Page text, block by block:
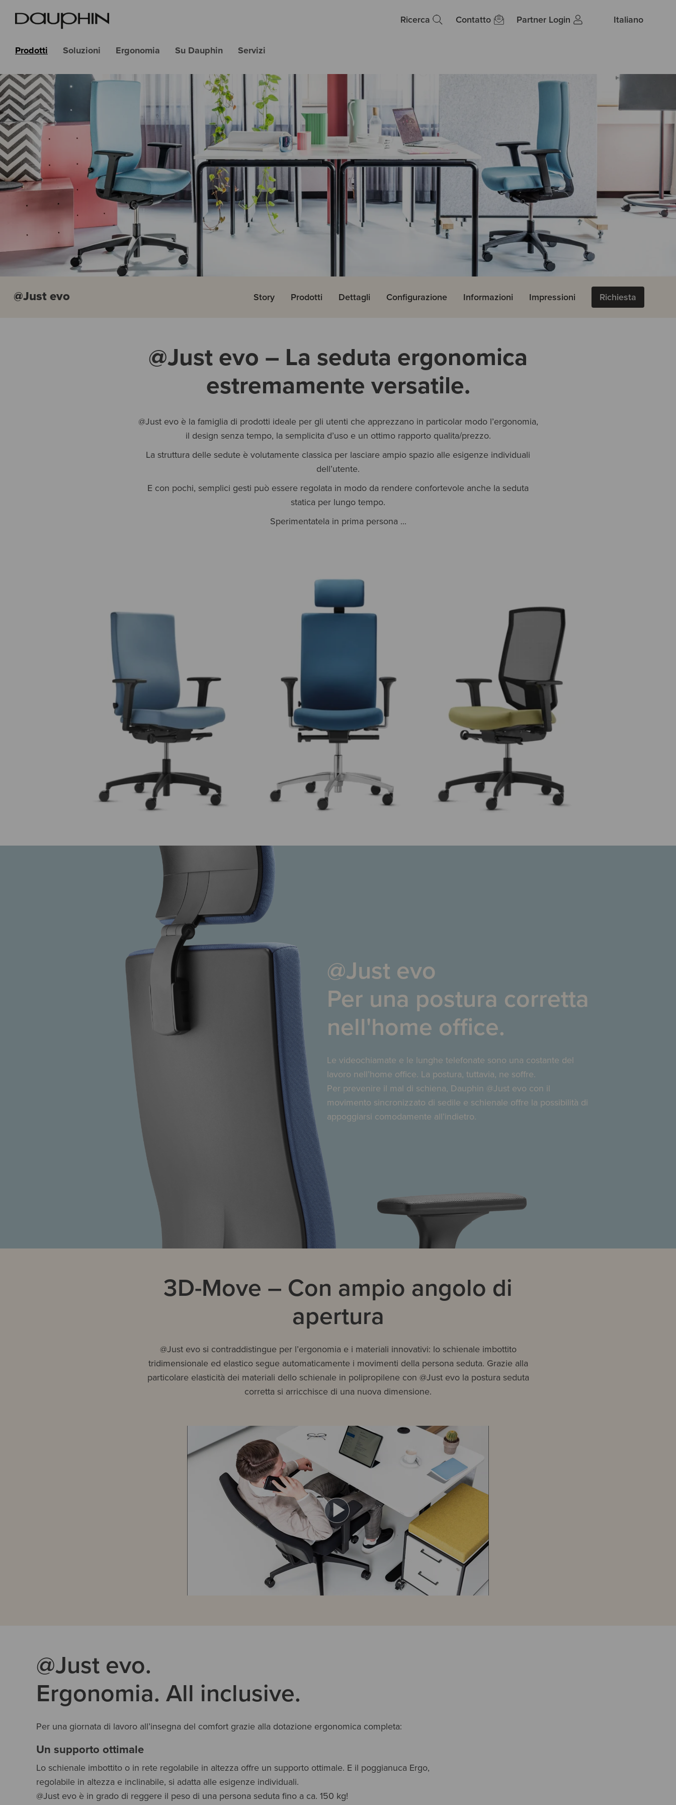
Ricerca Contatto Partner Login Italiano
Prodotti Soluzioni Ergonomia Su Dauphin Servizi
@Just evo Story Prodotti Dettagli Configurazione Informazioni Impressioni Richiesta
@Just evo – La seduta ergonomica
estremamente versatile.
@Just evo è la famiglia di prodotti ideale per gli utenti che apprezzano in particolar modo l’ergonomia,
il design senza tempo, la semplicita d’uso e un ottimo rapporto qualita/prezzo.
La struttura delle sedute è volutamente classica per lasciare ampio spazio alle esigenze individuali
dell’utente.
E con pochi, semplici gesti può essere regolata in modo da rendere confortevole anche la seduta
statica per lungo tempo.
Sperimentatela in prima persona ...
@Just evo
Per una postura corretta
nell'home office.
Le videochiamate e le lunghe telefonate sono una costante del
lavoro nell’home office. La postura, tuttavia, ne soffre.
Per prevenire il mal di schiena, Dauphin @Just evo con il
movimento sincronizzato di sedile e schienale offre la possibilità di
appoggiarsi comodamente all’indietro.
3D-Move – Con ampio angolo di
apertura
@Just evo si contraddistingue per l’ergonomia e i materiali innovativi: lo schienale imbottito
tridimensionale ed elastico segue automaticamente i movimenti della persona seduta. Grazie alla
particolare elasticità dei materiali dello schienale in polipropilene con @Just evo la postura seduta
corretta si arricchisce di una nuova dimensione.
Play
Video
@Just evo.
Ergonomia. All inclusive.
Per una giornata di lavoro all’insegna del comfort grazie alla dotazione ergonomica completa:
Un supporto ottimale
Lo schienale imbottito o in rete regolabile in altezza offre un supporto ottimale. E il poggianuca Ergo,
regolabile in altezza e inclinabile, si adatta alle esigenze individuali.
@Just evo è in grado di reggere il peso di una persona seduta fino a ca. 150 kg!